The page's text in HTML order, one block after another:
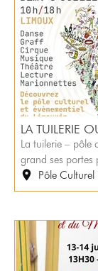
LA TUILERIE
La tuilerie – pôle
grand ses
Pôle Culturel